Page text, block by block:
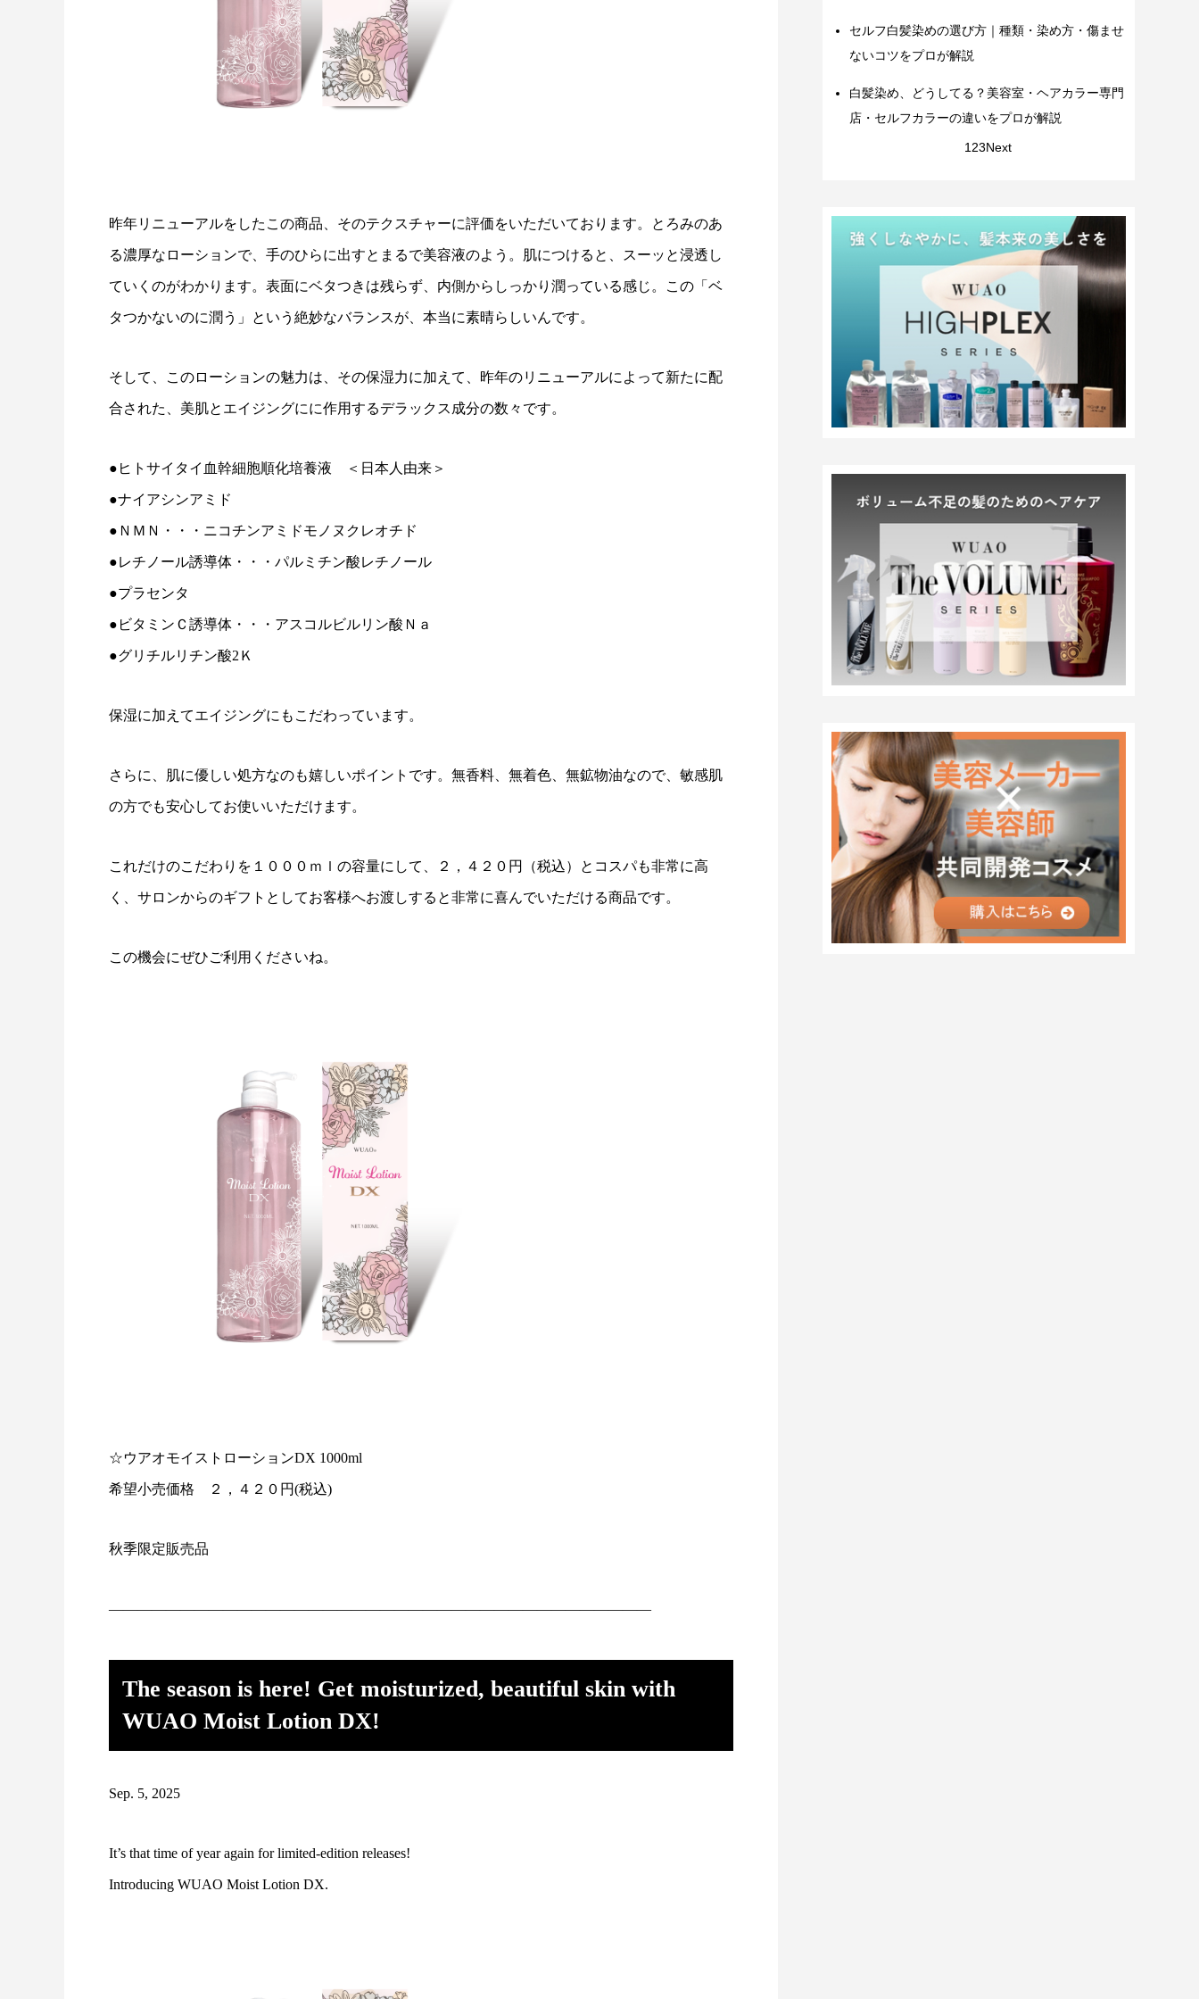
昨年リニューアルをしたこの商品、そのテクスチャーに評価をいただいております。とろみのあ
る濃厚なローションで、手のひらに出すとまるで美容液のよう。肌につけると、スーッと浸透し
ていくのがわかります。表面にベタつきは残らず、内側からしっかり潤っている感じ。この「ベ
タつかないのに潤う」という絶妙なバランスが、本当に素晴らしいんです。
そして、このローションの魅力は、その保湿力に加えて、昨年のリニューアルによって新たに配
合された、美肌とエイジングにに作用するデラックス成分の数々です。
●ヒトサイタイ血幹細胞順化培養液 ＜日本人由来＞
●ナイアシンアミド
●ＮＭＮ・・・ニコチンアミドモノヌクレオチド
●レチノール誘導体・・・パルミチン酸レチノール
●プラセンタ
●ビタミンＣ誘導体・・・アスコルビルリン酸Ｎａ
●グリチルリチン酸2Ｋ
保湿に加えてエイジングにもこだわっています。
さらに、肌に優しい処方なのも嬉しいポイントです。無香料、無着色、無鉱物油なので、敏感肌
の方でも安心してお使いいただけます。
これだけのこだわりを１０００ｍｌの容量にして、２，４２０円（税込）とコスパも非常に高
く、サロンからのギフトとしてお客様へお渡しすると非常に喜んでいただける商品です。
この機会にぜひご利用くださいね。
☆ウアオモイストローションDX 1000ml
希望小売価格 ２，４２０円(税込)
秋季限定販売品
——————————————————————————————————————
The season is here! Get moisturized, beautiful skin with
WUAO Moist Lotion DX!
Sep. 5, 2025
It’s that time of year again for limited-edition releases!
Introducing WUAO Moist Lotion DX.
セルフ白髪染めの選び方｜種類・染め方・傷ませ
ないコツをプロが解説
白髪染め、どうしてる？美容室・ヘアカラー専門
店・セルフカラーの違いをプロが解説
123Next